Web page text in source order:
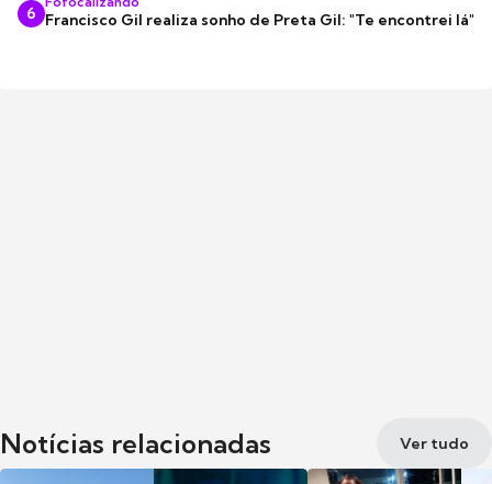
6 Francisco Gil realiza sonho de Preta Gil: "Te encontrei lá"
Notícias relacionadas Ver tudo